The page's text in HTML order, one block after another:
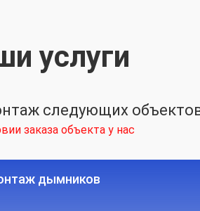
услуги
следующих
заказа объекта у нас
дымников